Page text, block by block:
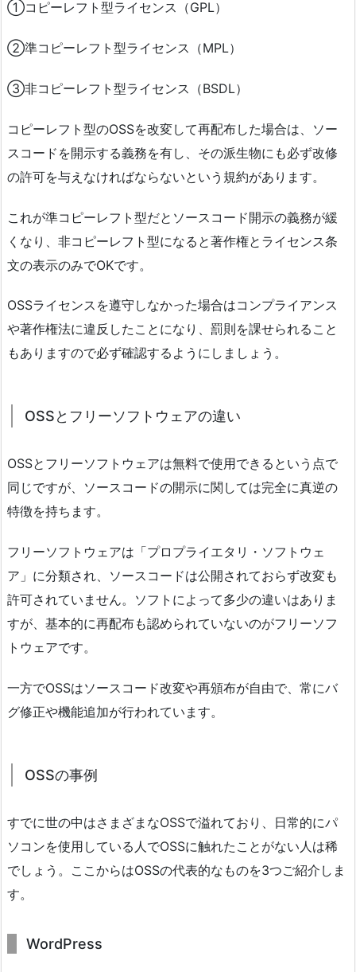
①コピーレフト型ライセンス（GPL）
②準コピーレフト型ライセンス（MPL）
③非コピーレフト型ライセンス（BSDL）
コピーレフト型のOSSを改変して再配布した場合は、ソー
スコードを開示する義務を有し、その派生物にも必ず改修
の許可を与えなければならないという規約があります。
これが準コピーレフト型だとソースコード開示の義務が緩
くなり、非コピーレフト型になると著作権とライセンス条
文の表示のみでOKです。
OSSライセンスを遵守しなかった場合はコンプライアンス
や著作権法に違反したことになり、罰則を課せられること
もありますので必ず確認するようにしましょう。
OSSとフリーソフトウェアの違い
OSSとフリーソフトウェアは無料で使用できるという点で
同じですが、ソースコードの開示に関しては完全に真逆の
特徴を持ちます。
フリーソフトウェアは「プロプライエタリ・ソフトウェ
ア」に分類され、ソースコードは公開されておらず改変も
許可されていません。ソフトによって多少の違いはありま
すが、基本的に再配布も認められていないのがフリーソフ
トウェアです。
一方でOSSはソースコード改変や再頒布が自由で、常にバ
グ修正や機能追加が行われています。
OSSの事例
すでに世の中はさまざまなOSSで溢れており、日常的にパ
ソコンを使用している人でOSSに触れたことがない人は稀
でしょう。ここからはOSSの代表的なものを3つご紹介しま
す。
WordPress